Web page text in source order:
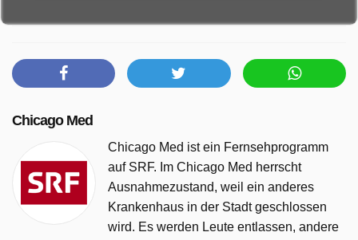
Chicago Med
Chicago Med ist ein Fernsehprogramm
auf SRF. Im Chicago Med herrscht
Ausnahmezustand, weil ein anderes
Krankenhaus in der Stadt geschlossen
wird. Es werden Leute entlassen, andere